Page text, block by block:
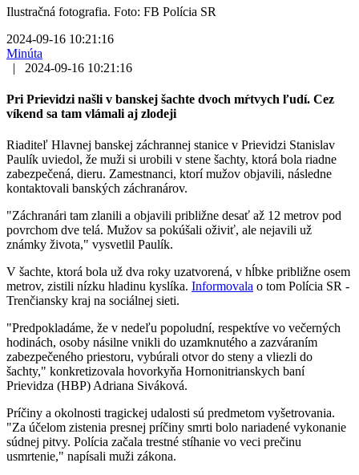
Ilustračná fotografia. Foto: FB Polícia SR
2024-09-16 10:21:16
Minúta
|
2024-09-16 10:21:16
Pri Prievidzi našli v banskej šachte dvoch mŕtvych ľudí. Cez
víkend sa tam vlámali aj zlodeji
Riaditeľ Hlavnej banskej záchrannej stanice v Prievidzi Stanislav
Paulík uviedol, že muži si urobili v stene šachty, ktorá bola riadne
zabezpečená, dieru. Zamestnanci, ktorí mužov objavili, následne
kontaktovali banských záchranárov.
"Záchranári tam zlanili a objavili približne desať až 12 metrov pod
povrchom dve telá. Mužov sa pokúšali oživiť, ale nejavili už
známky života," vysvetlil Paulík.
V šachte, ktorá bola už dva roky uzatvorená, v hĺbke približne osem
metrov, zistili nízku hladinu kyslíka. Informovala o tom Polícia SR -
Trenčiansky kraj na sociálnej sieti.
"Predpokladáme, že v nedeľu popoludní, respektíve vo večerných
hodinách, osoby násilne vnikli do uzamknutého a zazváraním
zabezpečeného priestoru, vybúrali otvor do steny a vliezli do
šachty," konkretizovala hovorkyňa Hornonitrianskych baní
Prievidza (HBP) Adriana Siváková.
Príčiny a okolnosti tragickej udalosti sú predmetom vyšetrovania.
"Za účelom zistenia presnej príčiny smrti bolo nariadené vykonanie
súdnej pitvy. Polícia začala trestné stíhanie vo veci prečinu
usmrtenie," napísali muži zákona.